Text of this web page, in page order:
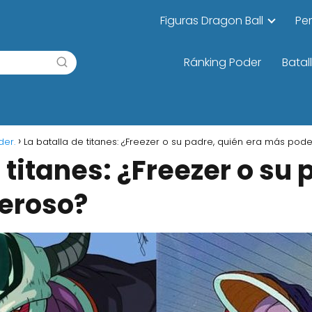
Figuras Dragon Ball
Ránking Poder
La batalla de titanes: ¿Freezer o su padre, quién era más
¿Freezer o su